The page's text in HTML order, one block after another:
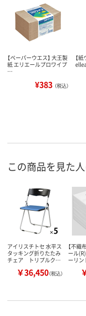
【ペーパーウエス】 大王製
紙 エリエールプロワイプ
…
¥383 （税込）
【
この商品を見た
アイリスチトセ 水平ス
タッキング折りたたみ
チェア トリプルク…
￥36,450（税込）
【不織
ール
ーリ